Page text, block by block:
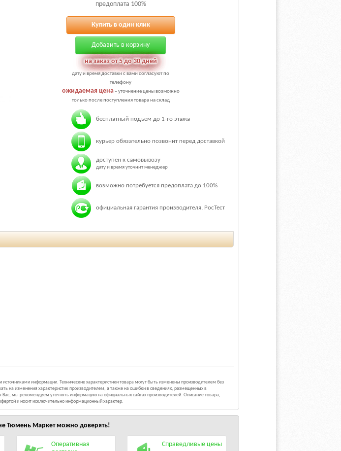
предоплата 100%
Купить в один клик
Добавить в корзину
на заказ от 5 до 30 дней
дату и время доставки с вами согласуют по
телефону
ожидаемая цена– уточнение цены возможно
только после поступления товара на склад
бесплатный подъем до 1-го этажа
курьер обязательно позвонит перед доставкой
доступен к самовывозу
дату и время уточнит менеджер
возможно потребуется предоплата до 100%
официальная гарантия производителя, РосТест
информации. Технические характеристики товара могут быть изменены производителем без
на изменения характеристик производителем, а также на ошибки в сведениях, размещенных в
мы рекомендуем уточнять информацию на официальных сайтах производителей. Описание товара,
и носит исключительно информационный характер.
Тюмень Маркетможно доверять!
Оперативная
Справедливые цены